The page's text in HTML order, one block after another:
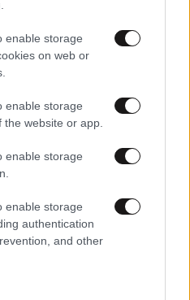
enable storage
on web or
enable storage
website or app.
enable storage
enable storage
authentication
and other
στην Ηλεία